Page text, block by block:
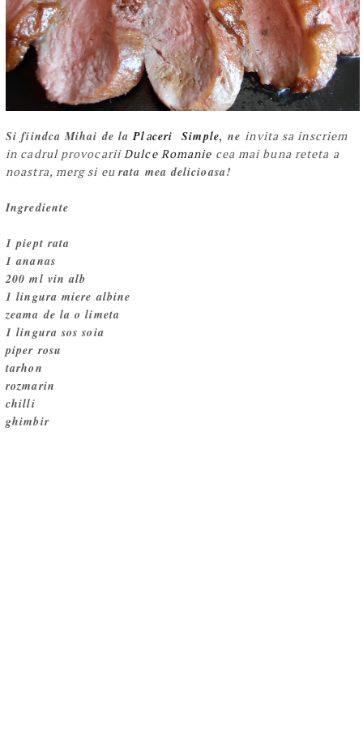
Si fiindca Mihai de la Placeri Simple, neinvita sa inscriem
in cadrul provocariiDulce Romanie cea mai buna reteta a
noastra, merg si eurata mea delicioasa!
Ingrediente
1 piept rata
1 ananas
200 ml vin alb
1 lingura miere albine
zeama de la o limeta
1 lingura sos soia
piper rosu
tarhon
rozmarin
chilli
ghimbir